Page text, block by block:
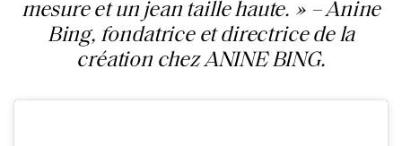
mesure et un jean taille haute. » – Anine
Bing, fondatrice et directrice de la
création chez ANINE BING.